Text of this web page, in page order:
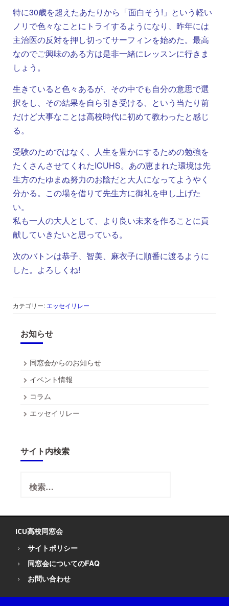
特に30歳を超えたあたりから「面白そう!」という軽い
ノリで色々なことにトライするようになり、昨年には
主治医の反対を押し切ってサーフィンを始めた。最高
なのでご興味のある方は是非一緒にレッスンに行きま
しょう。
生きていると色々あるが、その中でも自分の意思で選
択をし、その結果を自ら引き受ける、という当たり前
だけど大事なことは高校時代に初めて教わったと感じ
る。
受験のためではなく、人生を豊かにするための勉強を
たくさんさせてくれたICUHS。あの恵まれた環境は先
生方のたゆまぬ努力のお陰だと大人になってようやく
分かる。この場を借りて先生方に御礼を申し上げた
い。
私も一人の大人として、より良い未来を作ることに貢
献していきたいと思っている。
次のバトンは恭子、智美、麻衣子に順番に渡るように
した。よろしくね!
カテゴリー: エッセイリレー
お知らせ
同窓会からのお知らせ
イベント情報
コラム
エッセイリレー
サイト内検索
索:
ICU高校同窓会
サイトポリシー
同窓会についてのFAQ
お問い合わせ